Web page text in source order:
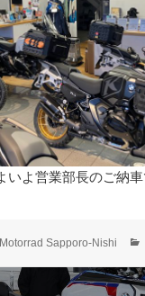
いよ営業部長のご納車
作
者
Motorrad Sapporo-Nishi